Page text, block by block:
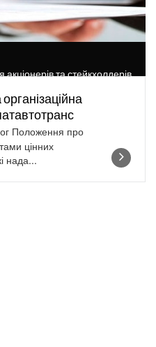
та стейкхолдерів
Положення про
цінних
нада...